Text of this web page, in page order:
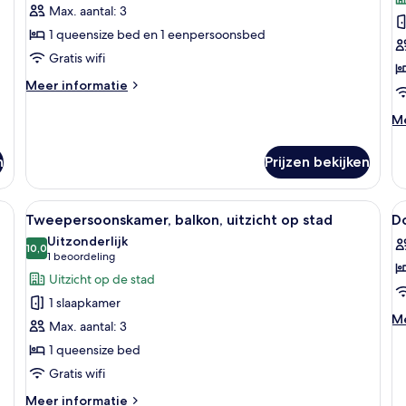
balkon,
uitzicht
op
laden
Max. aantal: 3
1 queensize bed en 1 eenpersoonsbed
Gratis wifi
Meer informatie
Meer
op
stad
Prijzen bekijken
op
bureau, een televisie en een balkon met gordijnen.
Alle
foto's
voor
Tweepersoonskamer,
balkon,
uitzicht
op
stad
laden
Een hotelkamer met een bed, een
5
Tweepersoonskamer, balkon, uitzicht op stad
10,010,0 van 10
Uitzonderlijk
1 beoordeling
(1
beoordeling)
Uitzicht op de stad
1 slaapkamer
Max. aantal: 3
1 queensize bed
Gratis wifi
Meer informatie
Meer